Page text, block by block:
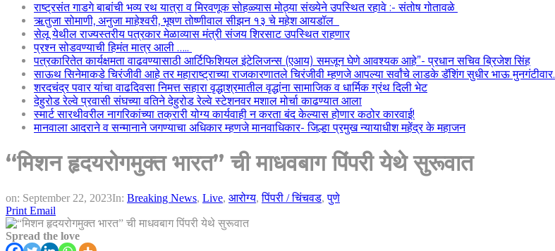
राष्ट्रसंत गाडगे बाबांची भव्य रथ यात्रा व मिरवणूक सोहळ्यास मोठ्या संख्येने उपस्थित रहावे :- संतोष गोतावळे
ऋतुजा सोमाणी, अनुजा माहेश्वरी, भूषण तोष्णीवाल सीझन १३ चे महेश आयडॉल
सेलू येथील राज्यस्तरीय पत्रकार मेळाव्यास मंत्री संजय शिरसाट उपस्थित राहणार
प्रश्न सोडवण्याची हिमंत मात्र आली …..
पत्रकारितेत कार्यक्षमता वाढवण्यासाठी आर्टिफिशियल इंटेलिजन्स (एआय) समजून घेणे आवश्यक आहे”- प्रधान सचिव ब्रिजेश सिंह
साऊथ सिनेमाकडे चिरंजीवी आहे तर महाराष्ट्राच्या राजकारणातले चिरंजीवी म्हणजे आपल्या सर्वांचे लाडके डॅशिंग सुधीर भाऊ मुनगंटीवार.
शरदचंद्र पवार यांचा वाढदिवसा निमत्त सहारा वृद्धाश्रमातील वृद्धांना सामाजिक व धार्मिक ग्रंथ दिली भेट
देहुरोड रेल्वे प्रवासी संघच्या वतिने देहुरोड रेल्वे स्टेशनवर मशाल मोर्चा काढण्यात आला
स्मार्ट सारथीवरील नागरिकांच्या तक्रारी योग्य कार्यवाही न करता बंद केल्यास होणार कठोर कारवाई!
मानवाला आदराने व सन्मानाने जगण्याचा अधिकार म्हणजे मानवाधिकार- जिल्हा प्रमुख न्यायाधीश महेंद्र के महाजन
“मिशन हृदयरोगमुक्त भारत” ची माधवबाग पिंपरी येथे सुरूवात
on: September 22, 2023In: Breaking News, Live, आरोग्य,पिंपरी / चिंचवड,पुणे
Print Email
Spread the love